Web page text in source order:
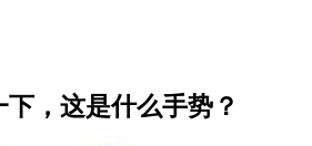
下，这是什么手势？